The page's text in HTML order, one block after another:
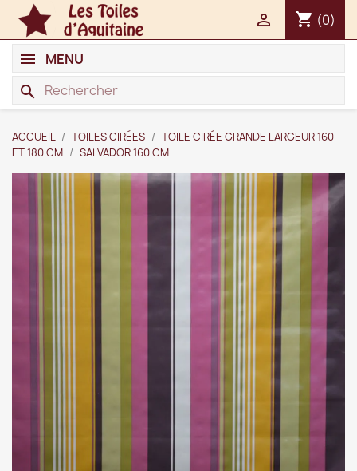
shopping_cart (0)

search
MENU
ACCUEIL TOILES CIRÉES
TOILE CIRÉE GRANDE LARGEUR 160
ET 180 CM
SALVADOR 160 CM